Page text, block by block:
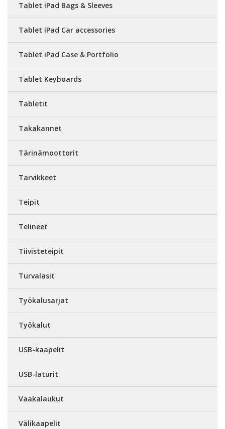
Tablet iPad Bags & Sleeves
Tablet iPad Car accessories
Tablet iPad Case & Portfolio
Tablet Keyboards
Tabletit
Takakannet
Tärinämoottorit
Tarvikkeet
Teipit
Telineet
Tiivisteteipit
Turvalasit
Työkalusarjat
Työkalut
USB-kaapelit
USB-laturit
Vaakalaukut
Välikaapelit